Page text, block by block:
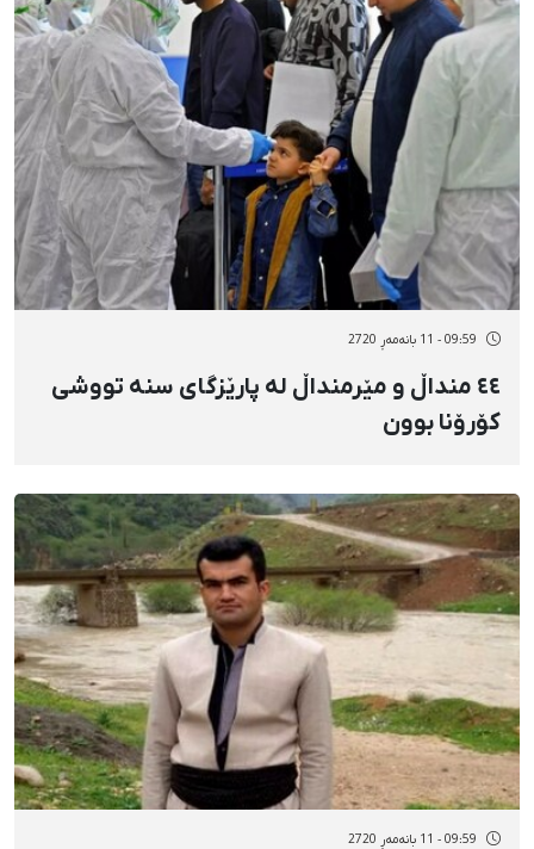
09:59 - 11 بانەمەڕ 2720
٤٤ منداڵ و مێرمنداڵ لە پارێزگای سنە تووشی
کۆرۆنا بوون
09:59 - 11 بانەمەڕ 2720